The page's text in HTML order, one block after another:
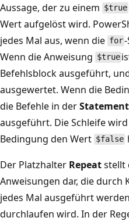
Aussage, der zu einem $true
Wert aufgelöst wird.
jedes Mal aus, wenn die for
Wenn die Anweisung $true
Befehlsblock ausgeführt,
ausgewertet. Wenn die
die Befehle in der
ausgeführt. Die Schleife
Bedingung den Wert $false
Der Platzhalter Repeatstellt
Anweisungen dar, die durch
jedes Mal ausgeführt
durchlaufen wird. In der